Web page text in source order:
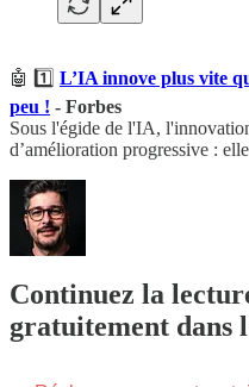
🤖 1️⃣ L’IA innove plus vite
peu ! - Forbes
Sous l'égide de l'IA,
d’amélioration progressive :
Continuez la
gratuitement dans